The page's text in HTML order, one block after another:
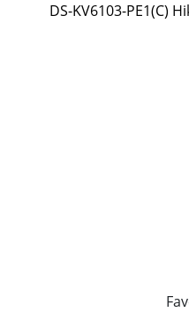
DS-KV6103-PE1(C)